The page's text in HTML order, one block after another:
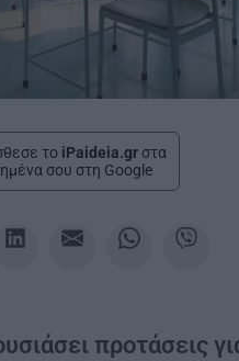
το iPaideia.gr στα
σου στη Google
προτάσεις